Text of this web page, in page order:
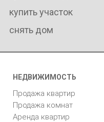
купить участок
снять дом
НЕДВИЖИМОСТЬ
Продажа квартир
Продажа комнат
Аренда квартир